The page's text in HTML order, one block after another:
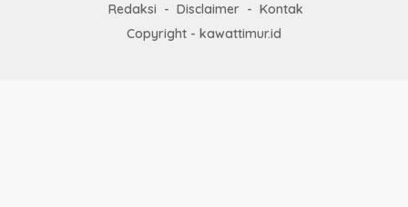
Redaksi Disclaimer
Kontak
Copyright - kawattimur.id